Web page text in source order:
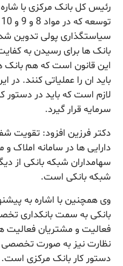
رئیس کل بانک مرکزی با
سیاستگذاری پولی تدوین
بانک ها برای رسیدن به
این قانون است که هم بانک
لازم است که باید در دستور
سرمایه قرار گیرد.
دکتر فرزین افزود: تقویت
دارایی ها در سامانه املاک
سهامداران شبکه بانکی از
شبکه بانکی است.
وی همچنین با اشاره به
بانکی به سمت بانکداری
فعالیت و مشتریان فعالیت
نظارت نیز به صورت تخصصی
دستور کار بانک مرکزی است.